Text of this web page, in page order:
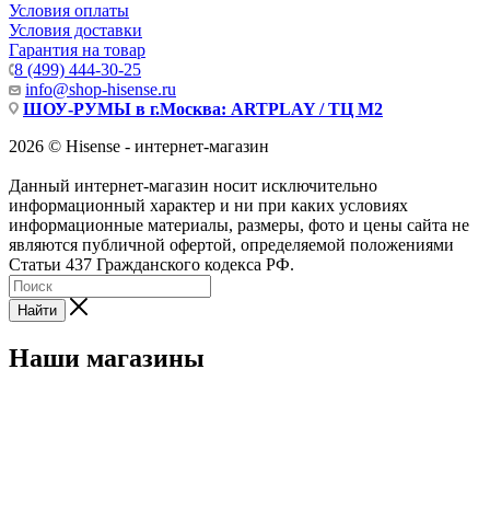
Условия оплаты
Условия доставки
Гарантия на товар
8 (499) 444-30-25
info@shop-hisense.ru
ШОУ-РУМЫ в г.Москва: ARTPLAY / ТЦ М2
2026 © Hisense - интернет-магазин
Данный интернет-магазин носит исключительно
информационный характер и ни при каких условиях
информационные материалы, размеры, фото и цены сайта не
являются публичной офертой, определяемой положениями
Статьи 437 Гражданского кодекса РФ.
Найти
Наши магазины